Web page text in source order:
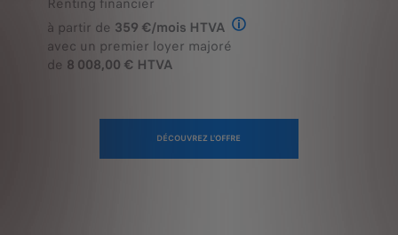
à partir de359 €/mois HTVA
Offre en Renting
avec un premier loyer majoré
de8 008,00 € HTVA
DÉCOUVREZ L'OFFRE